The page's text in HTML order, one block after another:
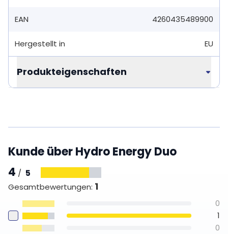
EAN 4260435489900
Hergestellt in EU
Produkteigenschaften
Kunde über Hydro Energy Duo
4 / 5
Gesamtbewertungen: 1
0
1
0